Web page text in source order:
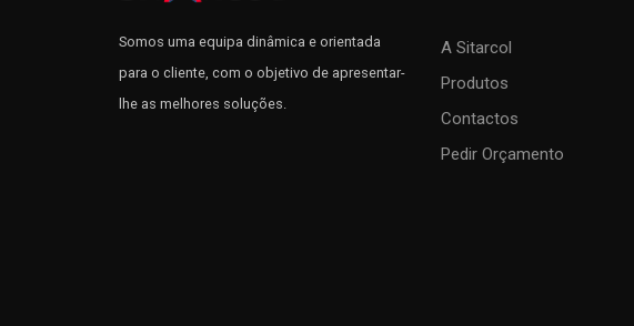
Somos uma equipa dinâmica e orientada
para o cliente, com o objetivo de apresentar-
lhe as melhores soluções.
A Sitarcol
Produtos
Contactos
Pedir Orçamento